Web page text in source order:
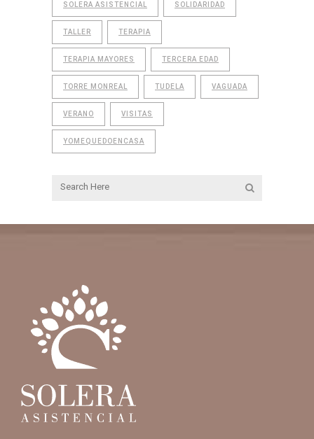
SOLERA ASISTENCIAL SOLIDARIDAD
TALLER TERAPIA
TERAPIA MAYORES TERCERA EDAD
TORRE MONREAL TUDELA VAGUADA
VERANO VISITAS
YOMEQUEDOENCASA